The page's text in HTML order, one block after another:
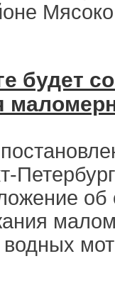
будет
об
водных